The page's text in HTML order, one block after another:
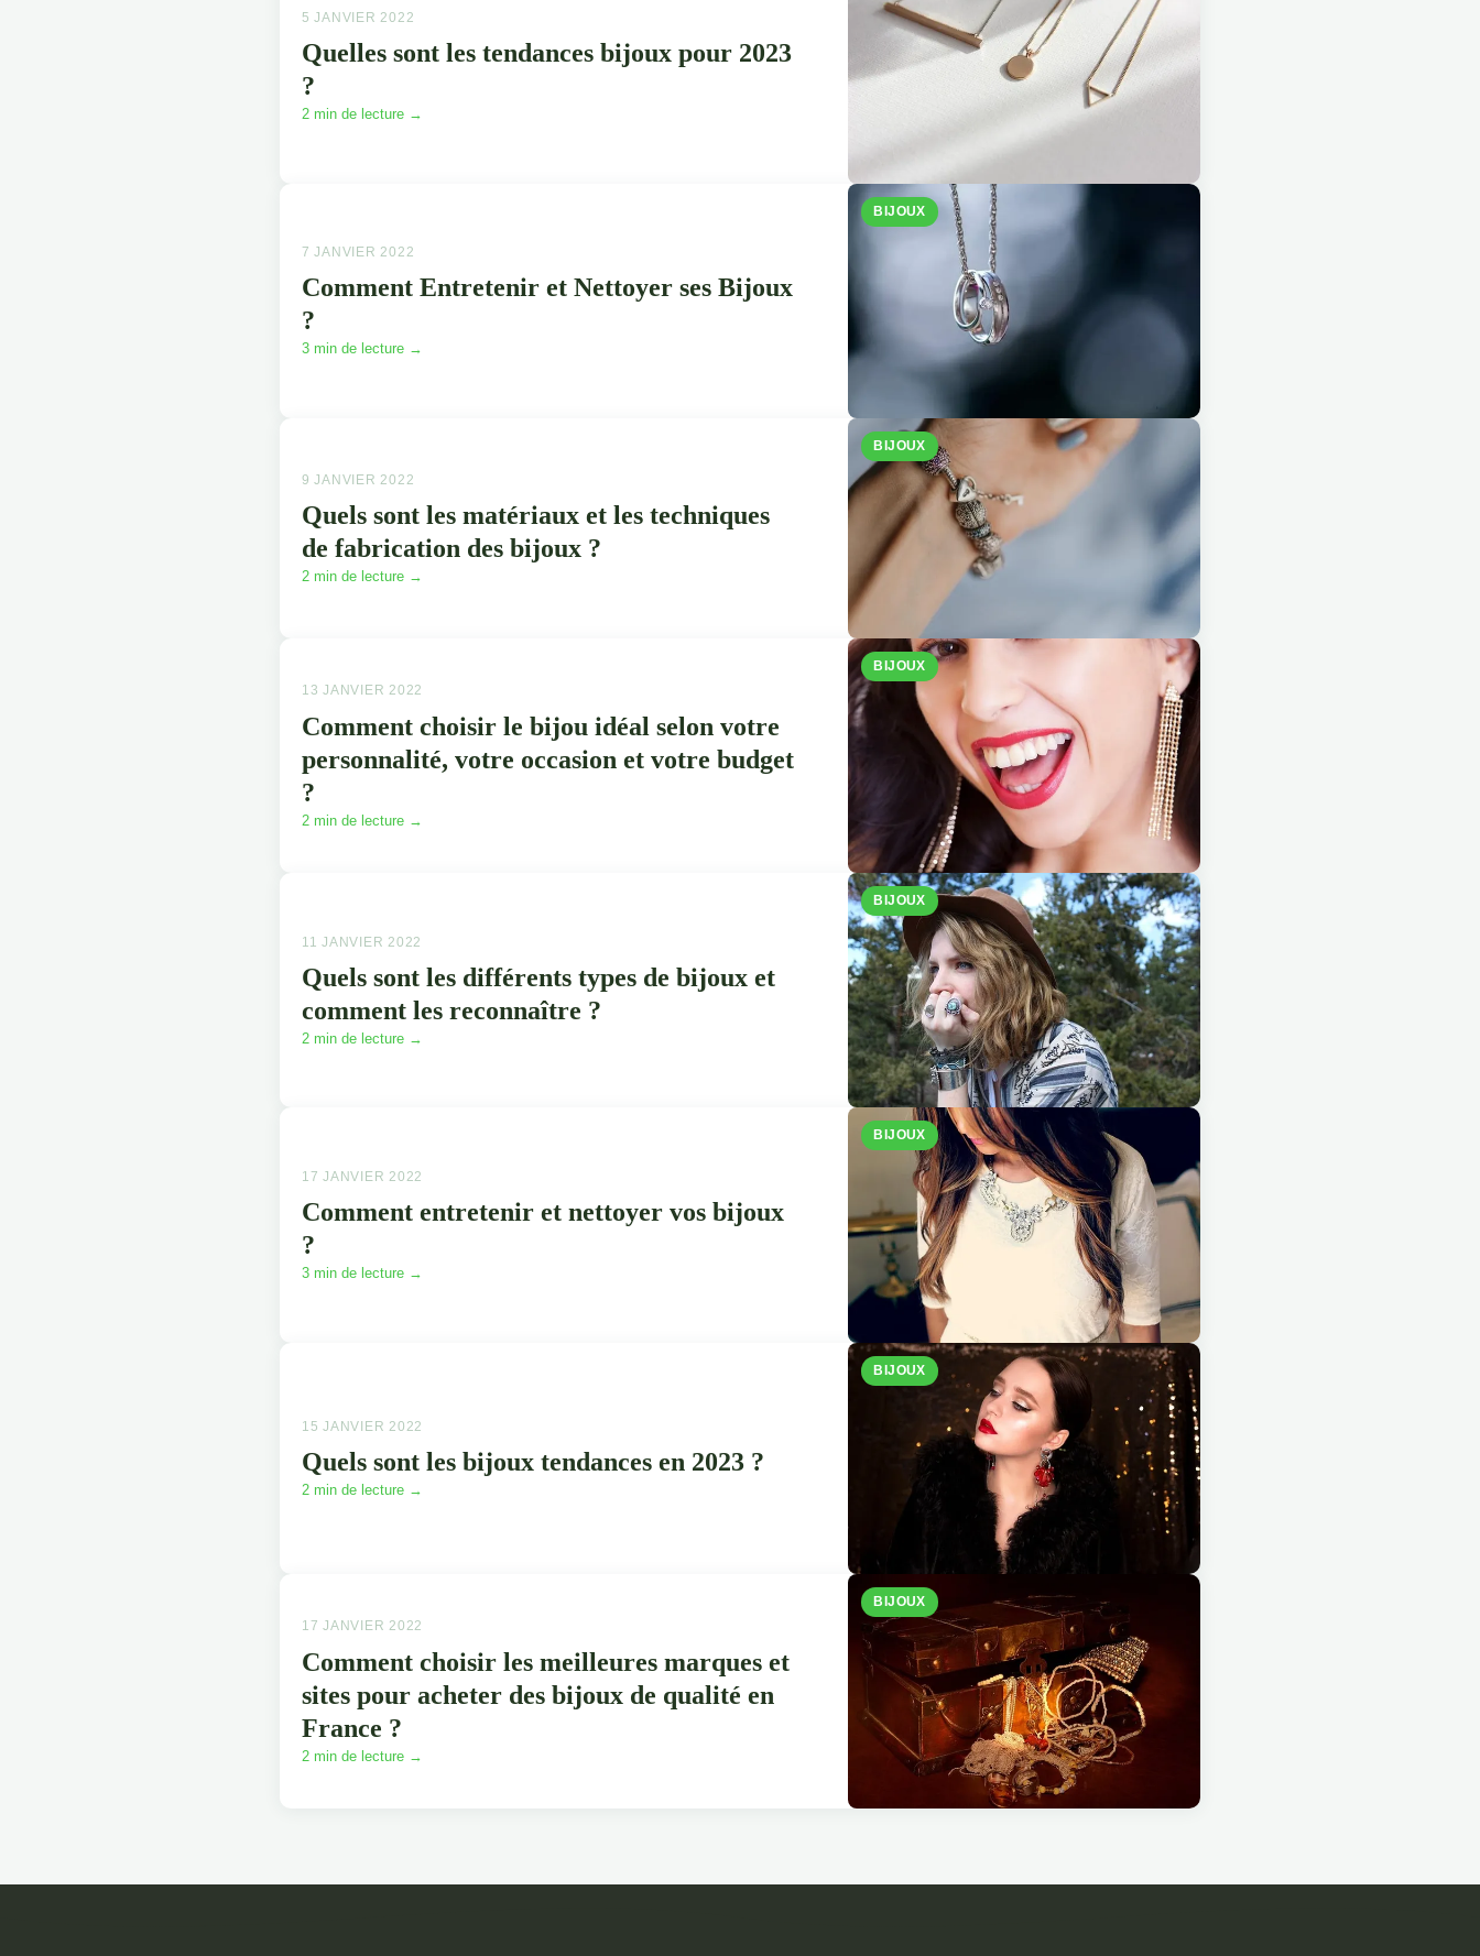
5 JANVIER 2022
Quelles sont les tendances bijoux pour 2023
?
2 min de lecture →
BIJOUX
7 JANVIER 2022
Comment Entretenir et Nettoyer ses Bijoux
?
3 min de lecture →
BIJOUX
9 JANVIER 2022
Quels sont les matériaux et les techniques
de fabrication des bijoux ?
2 min de lecture →
BIJOUX
13 JANVIER 2022
Comment choisir le bijou idéal selon votre
personnalité, votre occasion et votre budget
?
2 min de lecture →
BIJOUX
11 JANVIER 2022
Quels sont les différents types de bijoux et
comment les reconnaître ?
2 min de lecture →
BIJOUX
17 JANVIER 2022
Comment entretenir et nettoyer vos bijoux
?
3 min de lecture →
BIJOUX
15 JANVIER 2022
Quels sont les bijoux tendances en 2023 ?
2 min de lecture →
BIJOUX
17 JANVIER 2022
Comment choisir les meilleures marques et
sites pour acheter des bijoux de qualité en
France ?
2 min de lecture →